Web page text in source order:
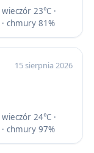
wieczór 23℃ ·
chmury 81%
15 sierpnia 2026
wieczór 24℃ ·
chmury 97%